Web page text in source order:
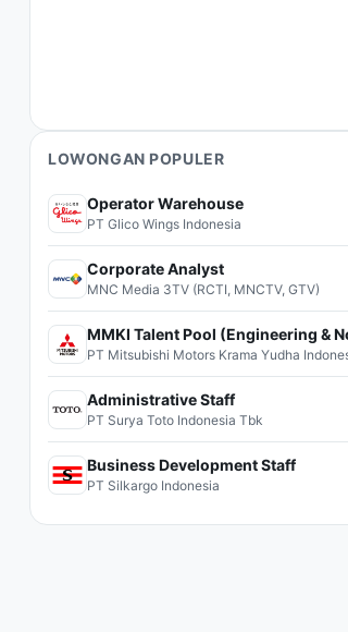
LOWONGAN POPULER
Operator Warehouse
PT Glico Wings Indonesia
Corporate Analyst
MNC Media 3TV (RCTI, MNCTV, GTV)
PT Mitsubishi Motors Krama Yudha
Administrative Staff
PT Surya Toto Indonesia Tbk
Business Development Staff
PT Silkargo Indonesia